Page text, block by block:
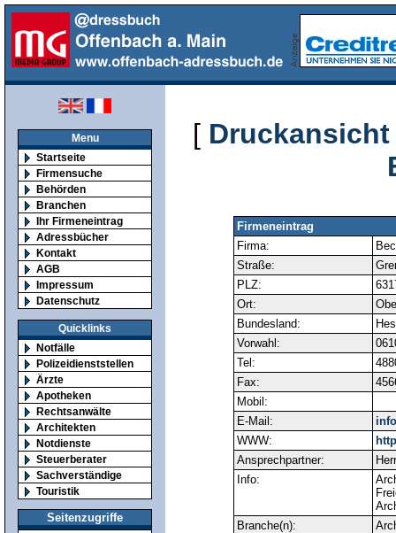
Menu
Startseite
Firmensuche
Behörden
Branchen
Ihr Firmeneintrag
Adressbücher
Kontakt
AGB
Impressum
Datenschutz
Quicklinks
Notfälle
Polizeidienststellen
Ärzte
Apotheken
Rechtsanwälte
Architekten
Notdienste
Steuerberater
Sachverständige
Touristik
Seitenzugriffe
[ Druckansicht
Firmeneintrag
Firma:
Straße:
PLZ:
Ort:
Bundesland:
Vorwahl:
Tel:
Fax:
Mobil:
E-Mail:
WWW:
Ansprechpartner:
Info:
Branche(n):